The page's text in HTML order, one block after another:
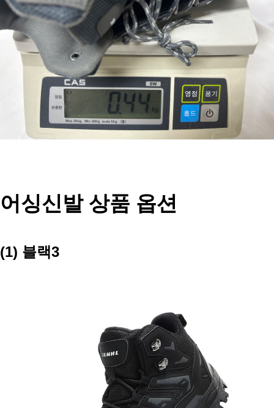
어싱신발 상품 옵션
(1) 블랙3